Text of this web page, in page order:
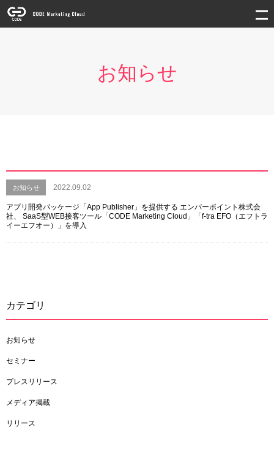
お知らせ
お知らせ 2022.09.02
アプリ開発パッケージ「App Publisher」を提供する エンバーポイント株式会
社、 SaaS型WEB接客ツール「CODE Marketing Cloud」「f-tra EFO（エフトラ
イーエフオー）」を導入
カテゴリ
お知らせ
セミナー
プレスリリース
メディア掲載
リリース